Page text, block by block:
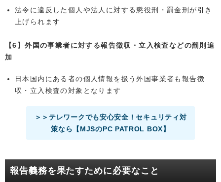
法令に違反した個人や法人に対する懲役刑・罰金刑が引き
上げられます
【6】外国の事業者に対する報告徴収・立入検査などの罰則追
加
日本国内にある者の個人情報を扱う外国事業者も報告徴
収・立入検査の対象となります
＞＞テレワークでも安心安全！セキュリティ対
策なら【MJSのPC PATROL BOX】
報告義務を果たすために必要なこと